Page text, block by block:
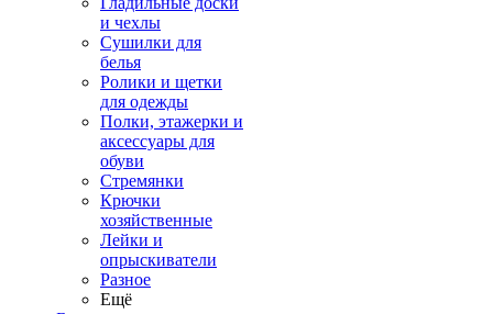
и чехлы
Сушилки для
белья
Ролики и щетки
для одежды
Полки, этажерки и
аксессуары для
обуви
Стремянки
Крючки
хозяйственные
Лейки и
опрыскиватели
Разное
Ещё